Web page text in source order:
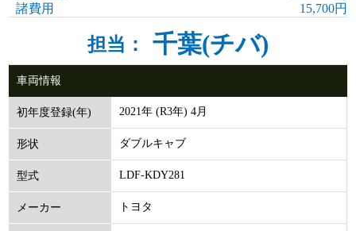
諸費用
15,700円
担当： 千葉(チバ)
車両情報
初年度登録(年) 2021年 (R3年) 4月
形状 ダブルキャブ
型式 LDF-KDY281
メーカー トヨタ